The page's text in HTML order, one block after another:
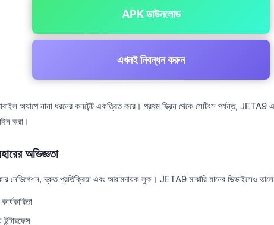
APK ডাউনলোড
এখনই নিবন্ধন করুন
অ্যাপে নানা ধরনের কনটেন্ট একত্রিত করে। প্রথম স্ক্রিন থেকে সেটিংস পর্যন্ত, JETA9
করা।
অভিজ্ঞতা
নেভিগেশন, দ্রুত প্রতিক্রিয়া এবং আরামদায়ক লুক। JETA9 মাঝারি মানের ডিভাইসেও